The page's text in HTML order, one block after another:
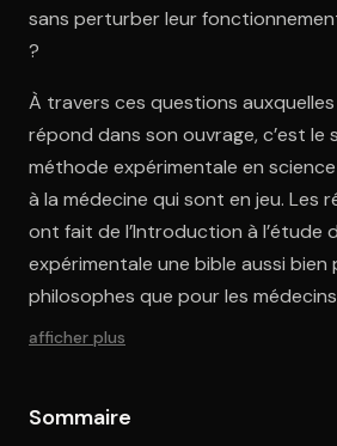
sans perturber leur
?
À travers ces questions
répond dans son ouvrage, c’est le
méthode expérimentale en
à la médecine qui sont en jeu. Les
ont fait de l’Introduction à l’étude
expérimentale une bible aussi bien
philosophes que pour les
afficher plus
Sommaire